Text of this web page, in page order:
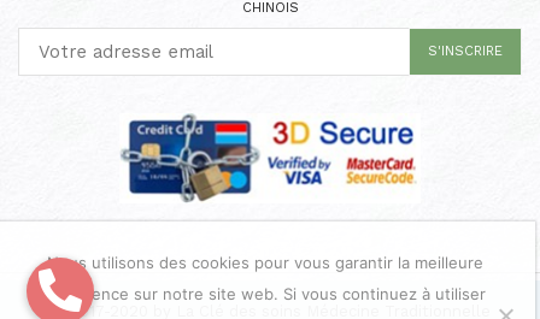
CHINOIS
Ⓒ 2017-2020 by La Clé des soins Médecine Traditionnelle
Nous utilisons des cookies pour vous garantir la meilleure
expérience sur notre site web. Si vous continuez à utiliser